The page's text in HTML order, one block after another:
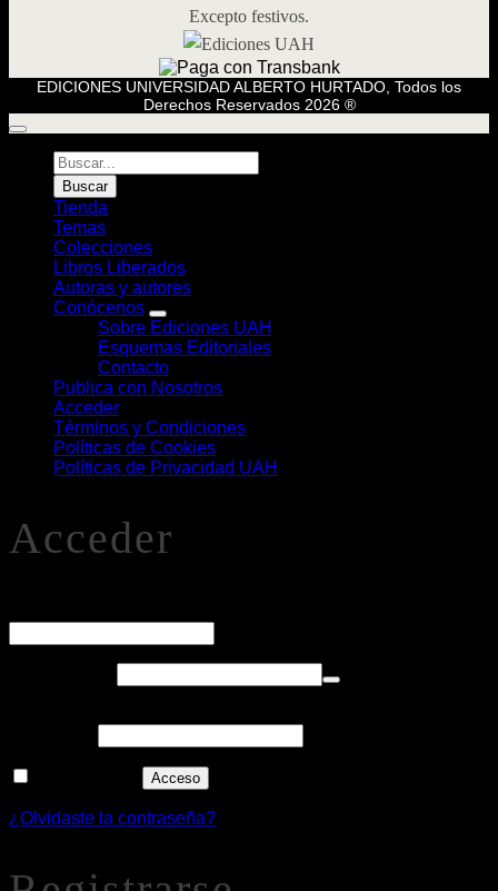
Excepto festivos.
EDICIONES UNIVERSIDAD ALBERTO HURTADO, Todos los
Derechos Reservados 2026 ®
Búsqueda
de
Libros
Buscar
Tienda
Temas
Colecciones
Libros Liberados
Autoras y autores
Conócenos
Sobre Ediciones UAH
Esquemas Editoriales
Contacto
Publica con Nosotros
Acceder
Términos y Condiciones
Políticas de Cookies
Políticas de Privacidad UAH
Acceder
Acceso
¿Olvidaste la contraseña?